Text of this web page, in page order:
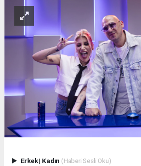
Erkek| Kadın (Haberi Sesli Oku)